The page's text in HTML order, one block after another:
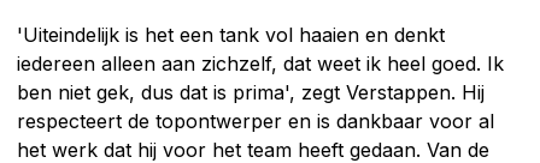
'Uiteindelijk is het een tank vol haaien en denkt
iedereen alleen aan zichzelf, dat weet ik heel goed. Ik
ben niet gek, dus dat is prima', zegt Verstappen. Hij
respecteert de topontwerper en is dankbaar voor al
het werk dat hij voor het team heeft gedaan. Van de